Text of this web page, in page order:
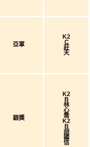
亞軍
K2
C
莊
天
銀獎
K2
B
林
心
喬
K2
B
胡
國
信